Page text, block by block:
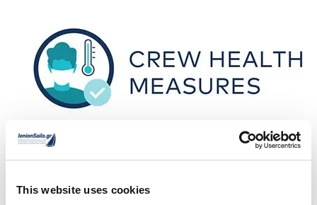
This website uses cookies
במהלך העונה כל אנשי הצוות שלנו עוברים בדיקת
טמפרטורה בכל יום ובדיקת קורונה פעמיים בשבוע.